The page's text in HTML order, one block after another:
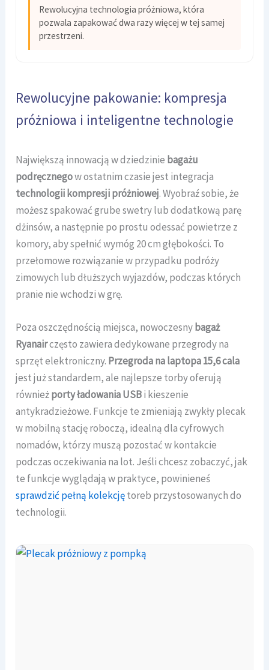
Rewolucyjna technologia próżniowa, która
pozwala zapakować dwa razy więcej w tej samej
przestrzeni.
Rewolucyjne pakowanie: kompresja
próżniowa i inteligentne technologie
Największą innowacją w dziedzinie bagażu
podręcznegow ostatnim czasie jest integracja
technologii kompresji próżniowej. Wyobraź sobie, że
możesz spakować grube swetry lub dodatkową parę
dżinsów, a następnie po prostu odessać powietrze z
komory, aby spełnić wymóg 20 cm głębokości. To
przełomowe rozwiązanie w przypadku podróży
zimowych lub dłuższych wyjazdów, podczas których
pranie nie wchodzi w grę.
Poza oszczędnością miejsca, nowoczesny bagaż
Ryanairczęsto zawiera dedykowane przegrody na
sprzęt elektroniczny. Przegroda na laptopa 15,6 cala
jest już standardem, ale najlepsze torby oferują
równieżporty ładowania USBi kieszenie
antykradzieżowe. Funkcje te zmieniają zwykły plecak
w mobilną stację roboczą, idealną dla cyfrowych
nomadów, którzy muszą pozostać w kontakcie
podczas oczekiwania na lot. Jeśli chcesz zobaczyć, jak
te funkcje wyglądają w praktyce, powinieneś
sprawdzić pełną kolekcjętoreb przystosowanych do
technologii.